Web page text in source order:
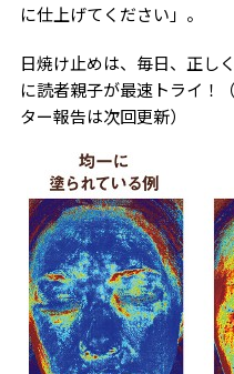
に仕上げてください」。
日焼け止めは、毎日、正し
に読者親子が最速トライ！
ター報告は次回更新）